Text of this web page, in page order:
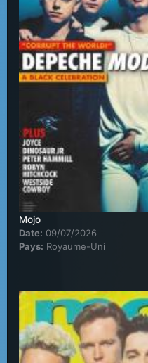
Mojo
Date: 09/07/2026
Pays: Royaume-Uni